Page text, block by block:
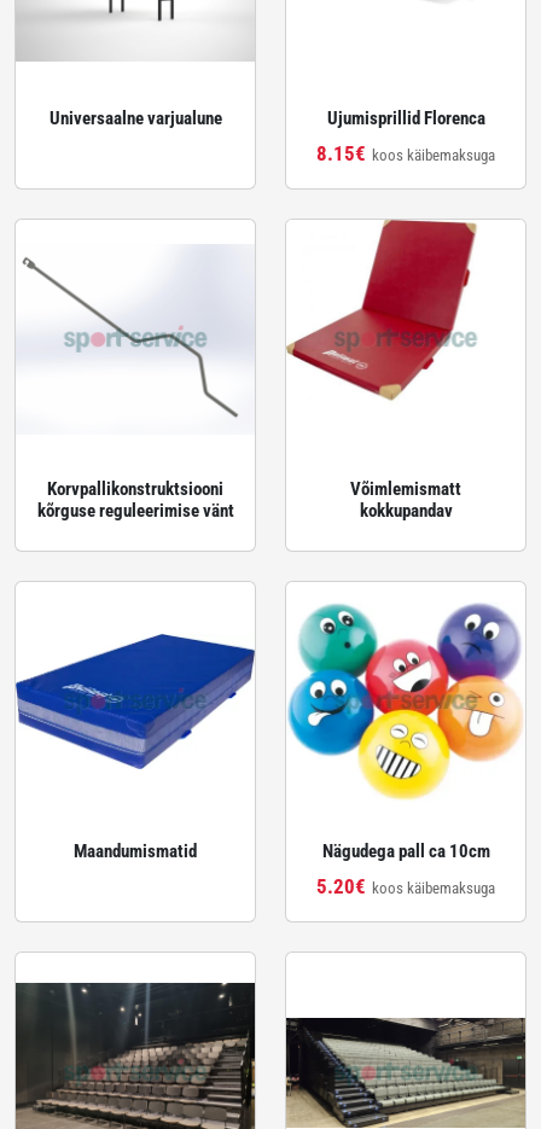
Universaalne varjualune Ujumisprillid Florenca
8.15€ koos käibemaksuga
Korvpallikonstruktsiooni
kõrguse reguleerimise vänt
Võimlemismatt
kokkupandav
Maandumismatid Nägudega pall ca 10cm
5.20€ koos käibemaksuga